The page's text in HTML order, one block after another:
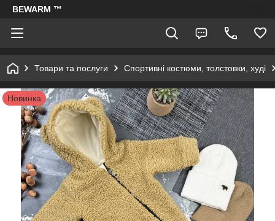
BEWARM ™
Товари та послуги Спортивні костюми, толстовки, худі
Новинка